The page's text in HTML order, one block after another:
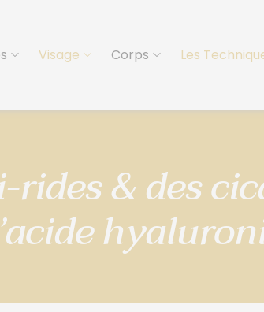
Visage Corps Les
& des